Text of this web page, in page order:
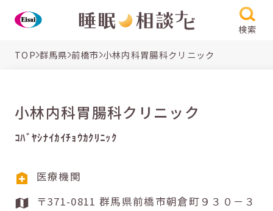
検索
TOP 群馬県 前橋市 小林内科胃腸科クリニック
小林内科胃腸科クリニック
ｺﾊﾞﾔｼﾅｲｶｲﾁｮｳｶｸﾘﾆｯｸ
医療機関
〒371-0811 群馬県前橋市朝倉町９３０－３